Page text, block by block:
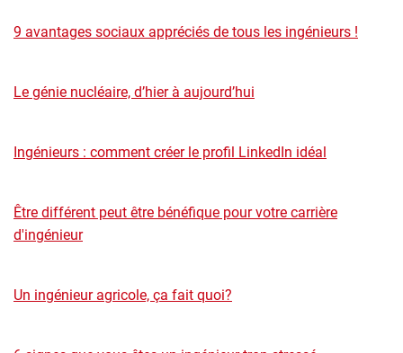
9 avantages sociaux appréciés de tous les ingénieurs !
Le génie nucléaire, d’hier à aujourd’hui
Ingénieurs : comment créer le profil LinkedIn idéal
Être différent peut être bénéfique pour votre carrière
d'ingénieur
Un ingénieur agricole, ça fait quoi?